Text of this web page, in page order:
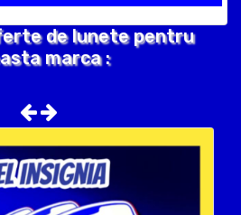
de lunete pentru
marca :